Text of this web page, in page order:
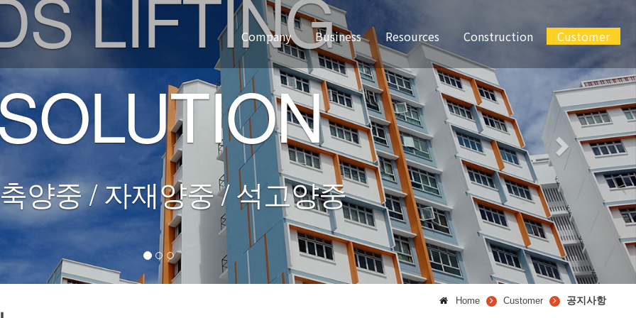
Company
인사말
오시는길
Business
사업개요
Resources
보유인력
보유장비
Construction
공사실적
Customer
공지사항
질문과답변
양중 / 자재양중 / 석고양중
Home Customer 공지사항